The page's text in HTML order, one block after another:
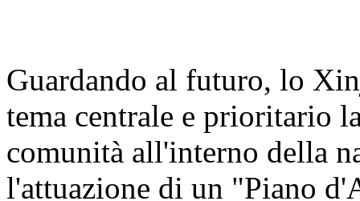
Guardando al futuro, lo
tema centrale e prioritario
comunità all'interno della
l'attuazione di un "Piano